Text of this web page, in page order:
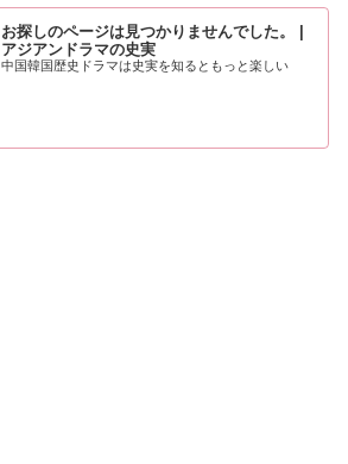
お探しのページは見つかりませんでした。 |
アジアンドラマの史実
中国韓国歴史ドラマは史実を知るともっと楽しい